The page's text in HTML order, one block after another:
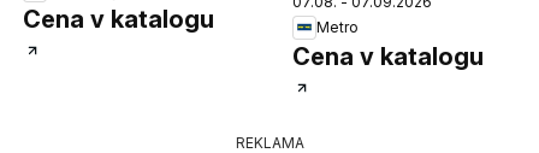
Cena v katalogu
Metro
Cena v katalogu
REKLAMA